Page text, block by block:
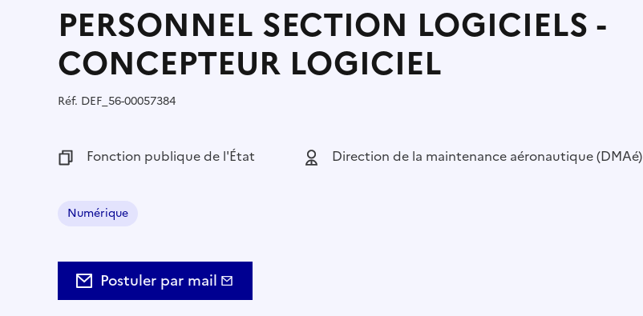
PERSONNEL SECTION LOGICIELS -
CONCEPTEUR LOGICIEL
Réf. Référence :
DEF_56-00057384
Fonction publique :
Fonction publique de l'État Employeur :
Direction de la maintenance aéronautique (DMAé)
Domaine :
Numérique
Postuler par mail